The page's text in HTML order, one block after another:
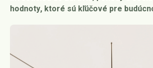
hodnoty, ktoré sú kľúčové pre